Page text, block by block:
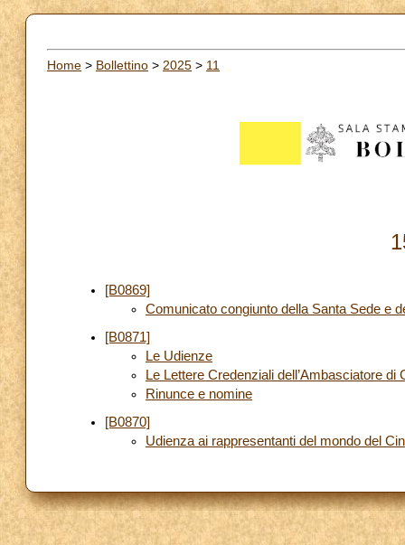
Home > Bollettino > 2025 > 11
[B0869]
Comunicato congiunto della Santa Sede e
[B0871]
Le Udienze
Le Lettere Credenziali dell’Ambasciatore
Rinunce e nomine
[B0870]
Udienza ai rappresentanti del mondo del